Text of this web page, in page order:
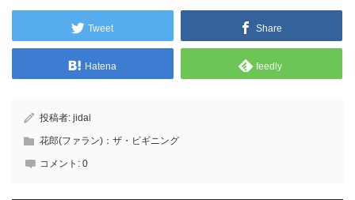
Tweet Share
Hatena feedly
投稿者: jidai
花郎(ファラン)：ザ・ビギニング
コメント: 0